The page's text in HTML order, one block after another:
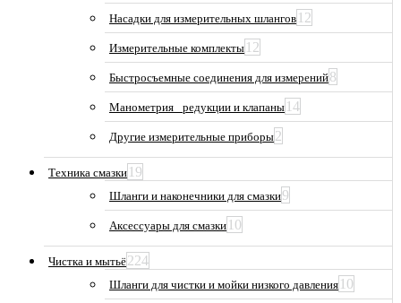
Насадки для измерительных шлангов 12
Измерительные комплекты 12
Быстросъемные соединения для измерений8
Манометрия_ редукции и клапаны 14
Другие измерительные приборы2
Техника смазки 19
Шланги и наконечники для смазки9
Аксессуары для смазки 10
Чистка и мытьё224
Шланги для чистки и мойки низкого давления 10